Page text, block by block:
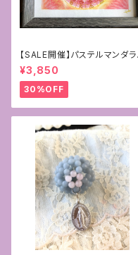
【SALE開催】パステルマンダラ
+フトマニ図アート〜新生〜
¥3,850
30%OFF